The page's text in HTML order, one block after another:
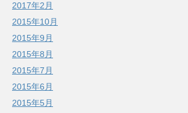
2017年2月
2015年10月
2015年9月
2015年8月
2015年7月
2015年6月
2015年5月